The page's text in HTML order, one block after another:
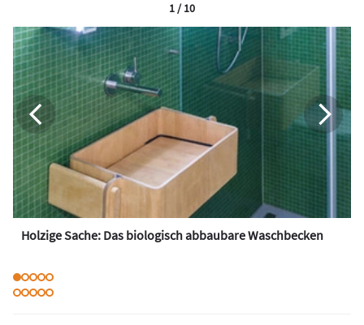
Holzige Sache: Das biologisch abbaubare Waschbecken
1 / 10